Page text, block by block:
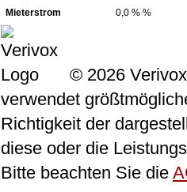
Mieterstrom 0,0 % %
© 2026
verwendet
Richtigkeit der
diese oder die
Bitte beachten Sie die